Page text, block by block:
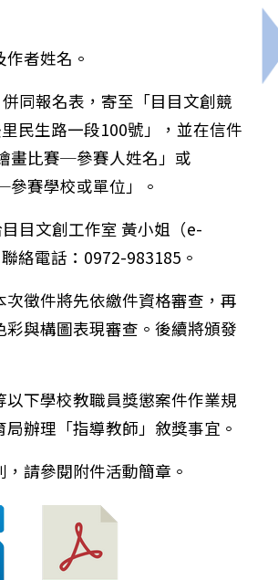
導素材(如附件)
者姓名。
同報名表，寄至「目目文創競
民生路一段100號」，並在信件
畫比賽─參賽人姓名」或
參賽學校或單位」。
目文創工作室 黃小姐（e-
絡電話：0972-983185。
徵件將先依繳件資格審查，再
與構圖表現審查。後續將頒發
下學校教職員獎懲案件作業規
辦理「指導教師」敘獎事宜。
請參閱附件活動簡章。